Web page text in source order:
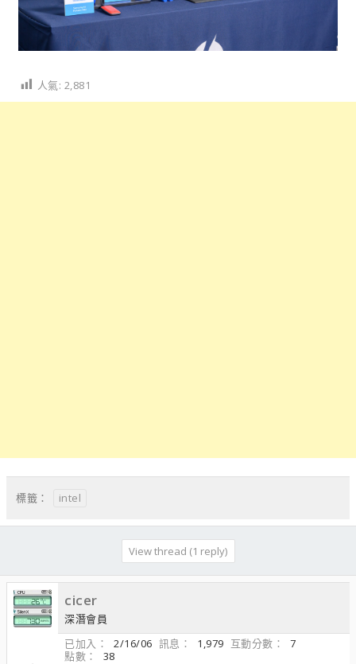
人氣: 2,881
標籤： intel
View thread (1 reply)
cicer
深潛會員
已加入
2/16/06 訊息 1,979 互動分數
7
點數
38